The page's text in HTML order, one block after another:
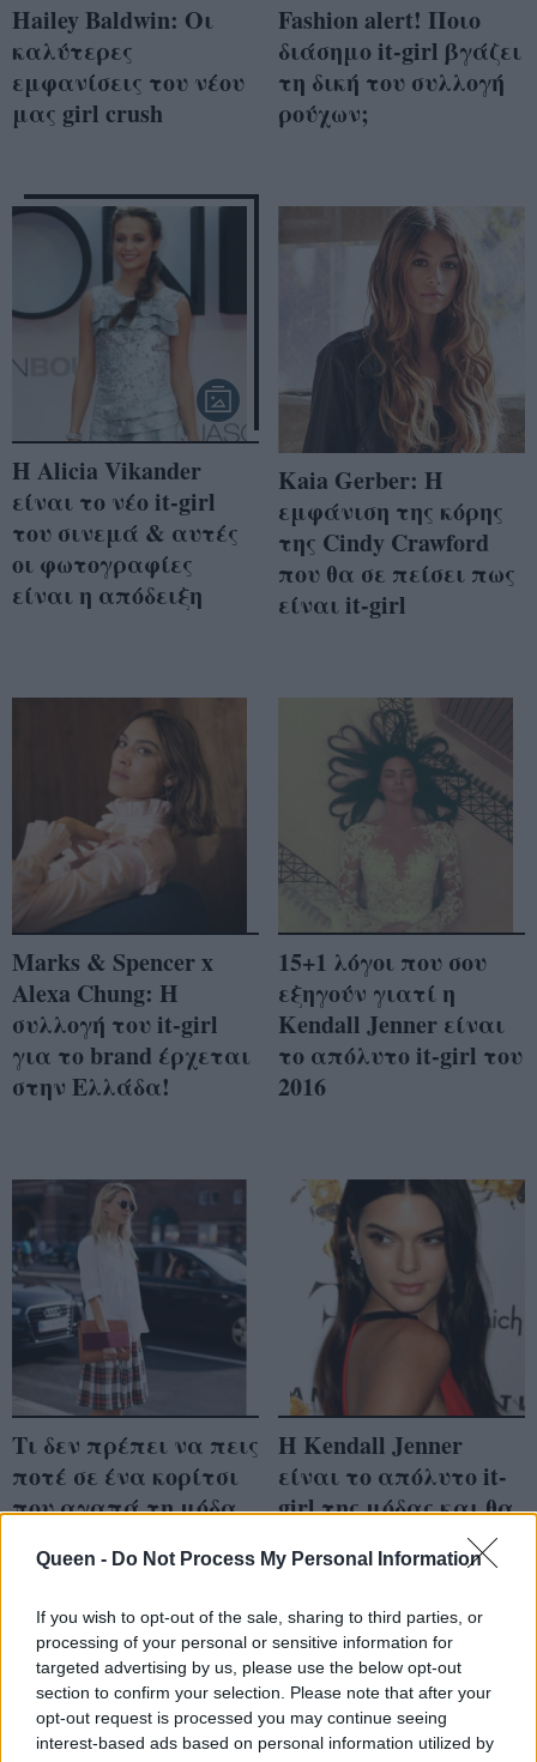
Queen - Do Not Process My Personal Information
If you wish to opt-out of the sale, sharing to third parties, or
processing of your personal or sensitive information for
targeted advertising by us, please use the below opt-out
section to confirm your selection. Please note that after your
opt-out request is processed you may continue seeing
interest-based ads based on personal information utilized by
Hailey Baldwin: Οι
καλύτερες
εμφανίσεις του νέου
μας girl crush
Fashion alert! Ποιο
διάσημο it-girl βγάζει
τη δική του συλλογή
ρούχων;
H Alicia Vikander
είναι το νέο it-girl
του σινεμά & αυτές
οι φωτογραφίες
είναι η απόδειξη
Kaia Gerber: Η
εμφάνιση της κόρης
της Cindy Crawford
που θα σε πείσει πως
είναι it-girl
Marks & Spencer x
Alexa Chung: Η
συλλογή του it-girl
για το brand έρχεται
στην Ελλάδα!
15+1 λόγοι που σου
εξηγούν γιατί η
Kendall Jenner είναι
το απόλυτο it-girl του
2016
Τι δεν πρέπει να πεις
ποτέ σε ένα κορίτσι
που αγαπά τη μόδα
Η Kendall Jenner
είναι το απόλυτο it-
girl της μόδας και θα
σας εξηγήσουμε το
γιατί